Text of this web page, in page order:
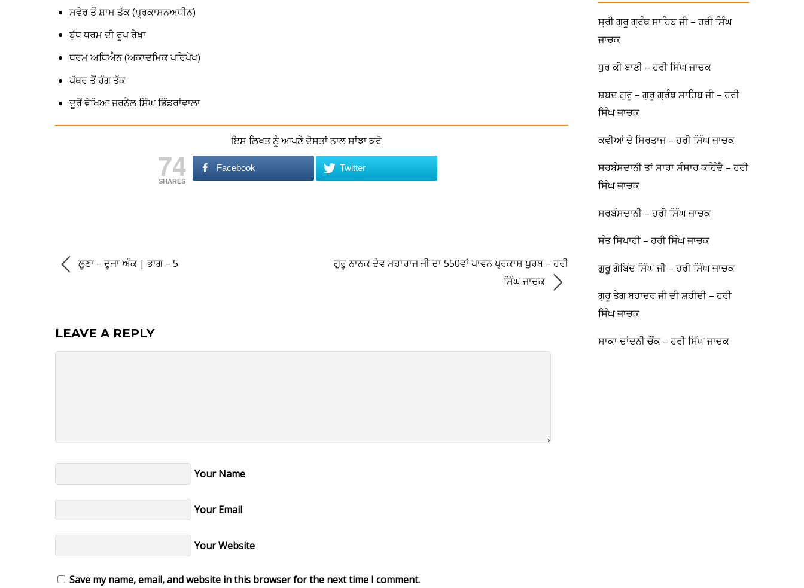
ਸਵੇਰ ਤੋਂ ਸ਼ਾਮ ਤੱਕ (ਪ੍ਰਕਾਸਨਅਧੀਨ)
ਬੁੱਧ ਧਰਮ ਦੀ ਰੂਪ ਰੇਖਾ
ਧਰਮ ਅਧਿਐਨ (ਅਕਾਦਮਿਕ ਪਰਿਪੇਖ)
ਪੱਥਰ ਤੋਂ ਰੰਗ ਤੱਕ
ਦੂਰੋਂ ਵੇਖਿਆ ਜਰਨੈਲ ਸਿੰਘ ਭਿੰਡਰਾਂਵਾਲਾ
ਇਸ ਲਿਖਤ ਨੂੰ ਆਪਣੇ ਦੋਸਤਾਂ ਨਾਲ ਸਾਂਝਾ ਕਰੋ
74
SHARES
Facebook Twitter
ਲੂਣਾ – ਦੂਜਾ ਅੰਕ | ਭਾਗ – 5
ਗੁਰੂ ਨਾਨਕ ਦੇਵ ਮਹਾਰਾਜ ਜੀ ਦਾ 550ਵਾਂ ਪਾਵਨ ਪ੍ਰਕਾਸ਼ ਪੁਰਬ – ਹਰੀ
ਸਿੰਘ ਜਾਚਕ
LEAVE A REPLY
Your Name
Your Email
Your Website
Save my name, email, and website in this browser for the next time I comment.
ਸ੍ਰੀ ਗੁਰੂ ਗ੍ਰੰਥ ਸਾਹਿਬ ਜੀ – ਹਰੀ ਸਿੰਘ
ਜਾਚਕ
ਧੁਰ ਕੀ ਬਾਣੀ – ਹਰੀ ਸਿੰਘ ਜਾਚਕ
ਸ਼ਬਦ ਗੁਰੂ – ਗੁਰੂ ਗ੍ਰੰਥ ਸਾਹਿਬ ਜੀ – ਹਰੀ
ਸਿੰਘ ਜਾਚਕ
ਕਵੀਆਂ ਦੇ ਸਿਰਤਾਜ – ਹਰੀ ਸਿੰਘ ਜਾਚਕ
ਸਰਬੰਸਦਾਨੀ ਤਾਂ ਸਾਰਾ ਸੰਸਾਰ ਕਹਿੰਦੈ – ਹਰੀ
ਸਿੰਘ ਜਾਚਕ
ਸਰਬੰਸਦਾਨੀ – ਹਰੀ ਸਿੰਘ ਜਾਚਕ
ਸੰਤ ਸਿਪਾਹੀ – ਹਰੀ ਸਿੰਘ ਜਾਚਕ
ਗੁਰੂ ਗੋਬਿੰਦ ਸਿੰਘ ਜੀ – ਹਰੀ ਸਿੰਘ ਜਾਚਕ
ਗੁਰੂ ਤੇਗ ਬਹਾਦਰ ਜੀ ਦੀ ਸ਼ਹੀਦੀ – ਹਰੀ
ਸਿੰਘ ਜਾਚਕ
ਸਾਕਾ ਚਾਂਦਨੀ ਚੌਂਕ – ਹਰੀ ਸਿੰਘ ਜਾਚਕ